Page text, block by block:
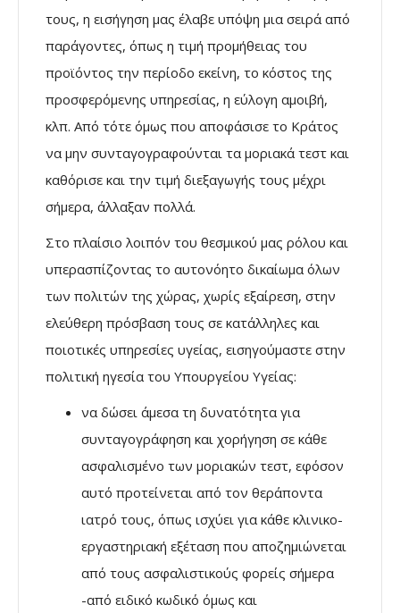
τους, η εισήγηση μας έλαβε υπόψη μια σειρά από
παράγοντες, όπως η τιμή προμήθειας του
προϊόντος την περίοδο εκείνη, το κόστος της
προσφερόμενης υπηρεσίας, η εύλογη αμοιβή,
κλπ. Από τότε όμως που αποφάσισε το Κράτος
να μην συνταγογραφούνται τα μοριακά τεστ και
καθόρισε και την τιμή διεξαγωγής τους μέχρι
σήμερα, άλλαξαν πολλά.
Στο πλαίσιο λοιπόν του θεσμικού μας ρόλου και
υπερασπίζοντας το αυτονόητο δικαίωμα όλων
των πολιτών της χώρας, χωρίς εξαίρεση, στην
ελεύθερη πρόσβαση τους σε κατάλληλες και
ποιοτικές υπηρεσίες υγείας, εισηγούμαστε στην
πολιτική ηγεσία του Υπουργείου Υγείας:
να δώσει άμεσα τη δυνατότητα για
συνταγογράφηση και χορήγηση σε κάθε
ασφαλισμένο των μοριακών τεστ, εφόσον
αυτό προτείνεται από τον θεράποντα
ιατρό τους, όπως ισχύει για κάθε κλινικο-
εργαστηριακή εξέταση που αποζημιώνεται
από τους ασφαλιστικούς φορείς σήμερα
-από ειδικό κωδικό όμως και